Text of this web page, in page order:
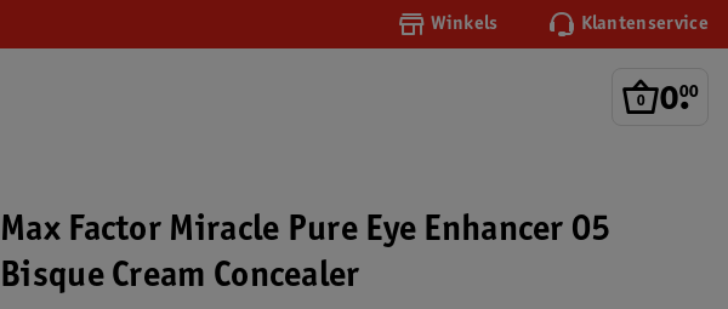
Winkels Klantenservice
0.
00
Max Factor Miracle Pure Eye Enhancer 05
Bisque Cream Concealer